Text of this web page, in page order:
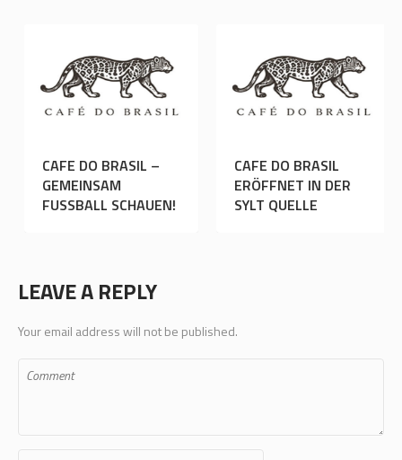
CAFE DO BRASIL –
GEMEINSAM
FUSSBALL SCHAUEN!
CAFE DO BRASIL
ERÖFFNET IN DER
SYLT QUELLE
LEAVE A REPLY
Your email address will not be published.